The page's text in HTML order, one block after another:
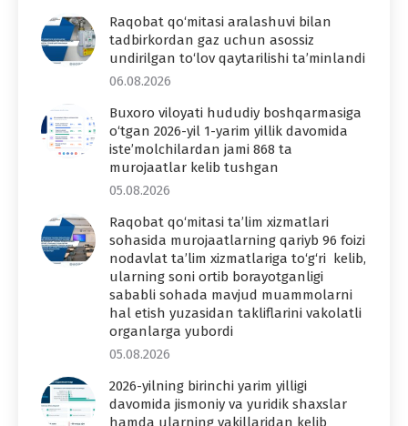
Raqobat qo‘mitasi aralashuvi bilan
tadbirkordan gaz uchun asossiz
undirilgan to‘lov qaytarilishi ta’minlandi
06.08.2026
Buxoro viloyati hududiy boshqarmasiga
o‘tgan 2026-yil 1-yarim yillik davomida
iste’molchilardan jami 868 ta
murojaatlar kelib tushgan
05.08.2026
Raqobat qo‘mitasi ta’lim xizmatlari
sohasida murojaatlarning qariyb 96 foizi
nodavlat ta’lim xizmatlariga to‘g‘ri kelib,
ularning soni ortib borayotganligi
sababli sohada mavjud muammolarni
hal etish yuzasidan takliflarini vakolatli
organlarga yubordi
05.08.2026
2026-yilning birinchi yarim yilligi
davomida jismoniy va yuridik shaxslar
hamda ularning vakillaridan kelib